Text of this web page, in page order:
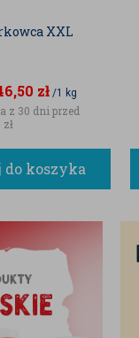
XXL
zł /1 kg
z 30 dni przed
do koszyka